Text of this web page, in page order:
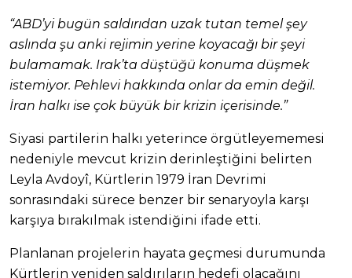
“ABD’yi bugün saldırıdan uzak tutan temel şey
aslında şu anki rejimin yerine koyacağı bir şeyi
bulamamak. Irak’ta düştüğü konuma düşmek
istemiyor. Pehlevi hakkında onlar da emin değil.
İran halkı ise çok büyük bir krizin içerisinde.”
Siyasi partilerin halkı yeterince örgütleyememesi
nedeniyle mevcut krizin derinleştiğini belirten
Leyla Avdoyî, Kürtlerin 1979 İran Devrimi
sonrasındaki sürece benzer bir senaryoyla karşı
karşıya bırakılmak istendiğini ifade etti.
Planlanan projelerin hayata geçmesi durumunda
Kürtlerin yeniden saldırıların hedefi olacağını